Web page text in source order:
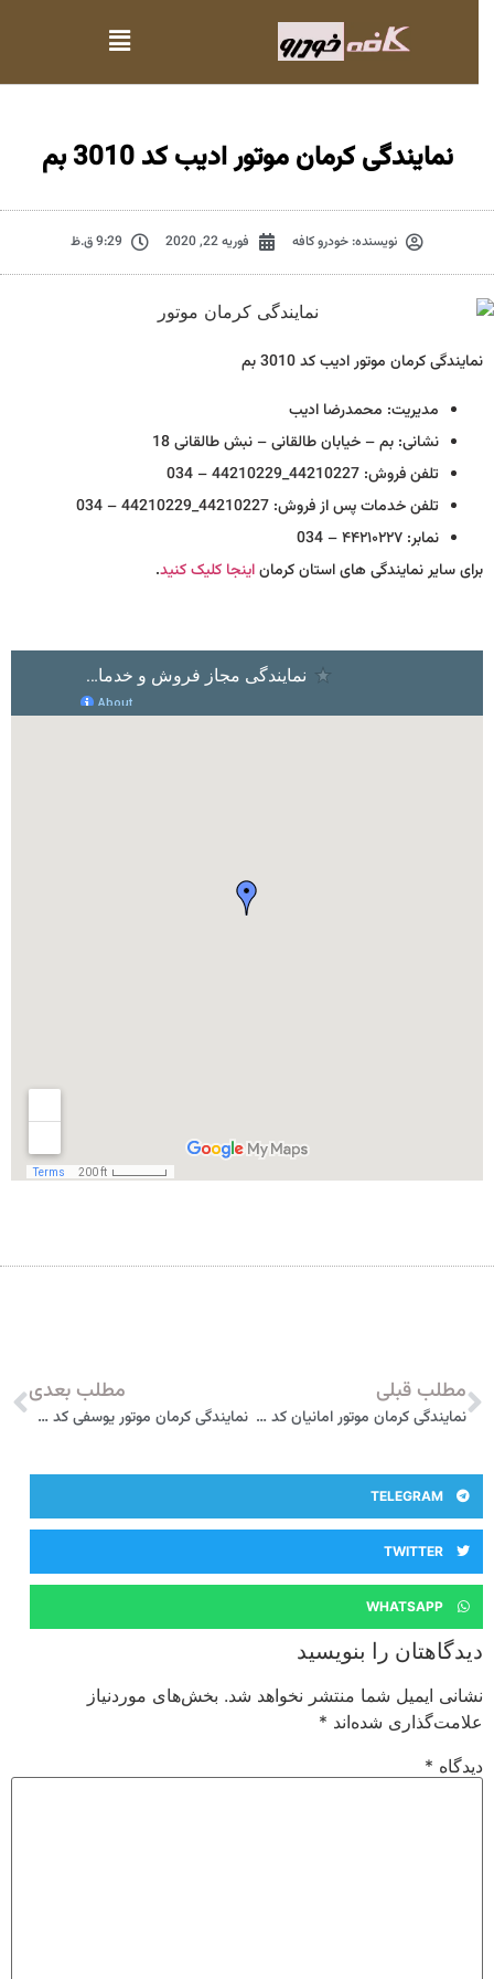
نمایندگی کرمان موتور ادیب کد 3010 بم
نویسنده:خودرو کافه فوریه 22, 2020 9:29 ق.ظ
نمایندگی کرمان موتور ادیب کد 3010 بم
مدیریت: محمدرضا ادیب
نشانی: بم – خیابان طالقانی – نبش طالقانی 18
تلفن فروش: 44210227_44210229 – 034
تلفن خدمات پس از فروش: 44210227_44210229 – 034
نمابر: ۴۴۲۱۰۲۲۷ – 034
برای سایر نمایندگی های استان کرماناینجا کلیک کنید.
مطلب قبلی
نمایندگی کرمان موتور امانیان کد 3002 بم
مطلب بعدی
نمایندگی کرمان موتور یوسفی کد 3012 رفسنجان
TELEGRAM
TWITTER
WHATSAPP
دیدگاهتان را بنویسید
نشانی ایمیل شما منتشر نخواهد شد. بخش‌های موردنیاز
علامت‌گذاری شده‌اند*
دیدگاه*